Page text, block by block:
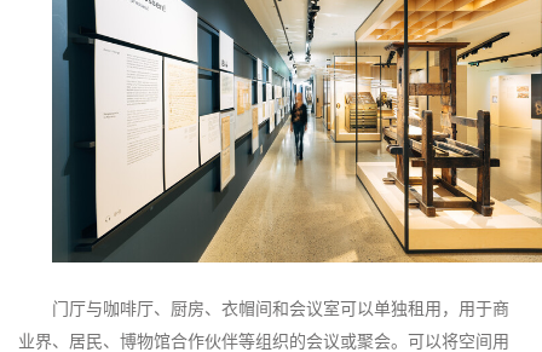
门厅与咖啡厅、厨房、衣帽间和会议室可以单独租用，用于商
业界、居民、博物馆合作伙伴等组织的会议或聚会。可以将空间用